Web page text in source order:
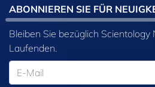
ABONNIEREN SIE FÜR
Bleiben Sie bezüglich
Laufenden.